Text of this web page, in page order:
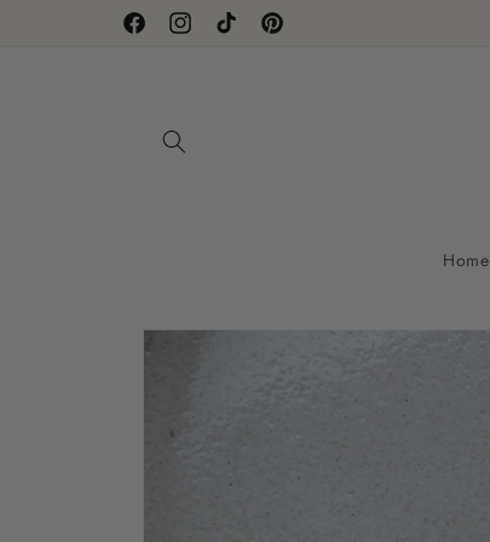
FacebookInstagramTikTok Pinterest
Home
Zu
Produktinformationen